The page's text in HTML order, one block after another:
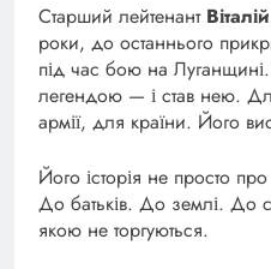
Старший лейтенант
роки, до останнього
під час бою на
легендою — і став нею.
армії, для країни. Його
Його історія не просто
До батьків. До землі. До
якою не торгуються.